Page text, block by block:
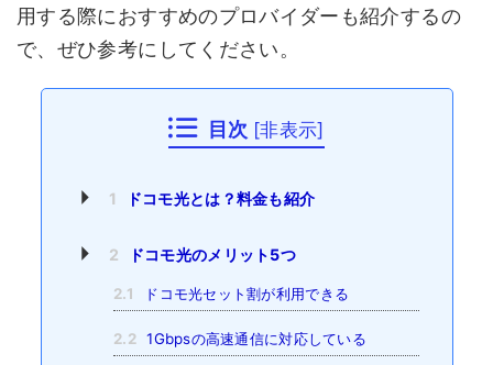
用する際におすすめのプロバイダーも紹介するの
で、ぜひ参考にしてください。
目次 [非表示]
1 ドコモ光とは？料金も紹介
2 ドコモ光のメリット5つ
2.1 ドコモ光セット割が利用できる
2.2 1Gbpsの高速通信に対応している